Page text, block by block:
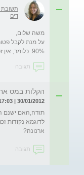
דים
על מנת לקבל
90%. כלומר, אין זכאות לפטור ממס עקב נכות זו.
תגובה
הקלות במס
30/01/2012 | 17:03 | מאת: משה
תודה,האם ישנם
לדוגמא נקודות
ארנונה?
תגובה